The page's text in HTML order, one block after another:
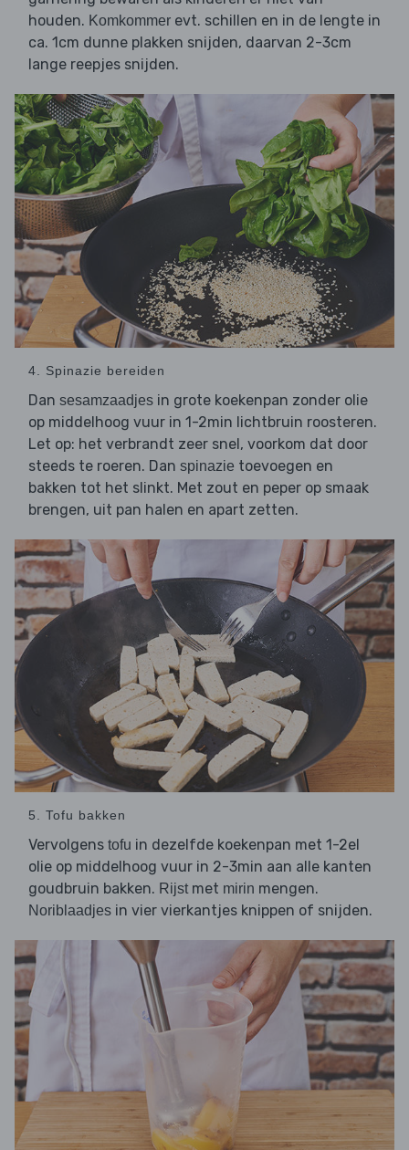
houden. Komkommer evt. schillen en in de lengte in
ca. 1cm dunne plakken snijden, daarvan 2-3cm
lange reepjes snijden.
4. Spinazie bereiden
Dan sesamzaadjes in grote koekenpan zonder olie
op middelhoog vuur in 1-2min lichtbruin roosteren.
Let op: het verbrandt zeer snel, voorkom dat door
steeds te roeren. Dan spinazie toevoegen en
bakken tot het slinkt. Met zout en peper op smaak
brengen, uit pan halen en apart zetten.
5. Tofu bakken
Vervolgens tofu in dezelfde koekenpan met 1-2el
olie op middelhoog vuur in 2-3min aan alle kanten
goudbruin bakken. Rijstmet mirin mengen.
Noriblaadjes in vier vierkantjes knippen of snijden.